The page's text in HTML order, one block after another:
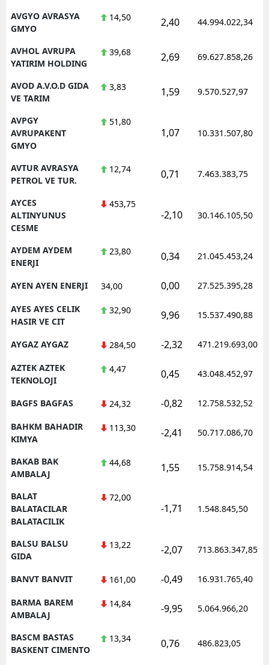
AVGYO AVRASYA
GMYO
14,50 2,40 44.994.022,34
AVHOL AVRUPA
YATIRIM HOLDING
39,68 2,69 69.627.858,26
AVOD A.V.O.D GIDA
VE TARIM
3,83 1,59 9.570.527,97
AVPGY
AVRUPAKENT
GMYO
51,80
1,07 10.331.507,80
AVTUR AVRASYA
PETROL VE TUR.
12,74 0,71 7.463.383,75
AYCES
ALTINYUNUS
CESME
453,75
-2,10 30.146.105,50
AYDEM AYDEM
ENERJI
23,80 0,34 21.045.453,24
AYEN AYEN ENERJI 34,00 0,00 27.525.395,28
AYES AYES CELIK
HASIR VE CIT
32,90 9,96 15.537.490,88
AYGAZ AYGAZ 284,50 -2,32 471.219.693,00
AZTEK AZTEK
TEKNOLOJI
4,47 0,45 43.048.452,97
BAGFS BAGFAS 24,32 -0,82 12.758.532,52
BAHKM BAHADIR
KIMYA
113,30 -2,41 50.717.086,70
BAKAB BAK
AMBALAJ
44,68 1,55 15.758.914,54
BALAT
BALATACILAR
BALATACILIK
72,00
-1,71 1.548.845,50
BALSU BALSU
GIDA
13,22 -2,07 713.863.347,85
BANVT BANVIT 161,00 -0,49 16.931.765,40
BARMA BAREM
AMBALAJ
14,84 -9,95 5.064.966,20
BASCM BASTAS
BASKENT CIMENTO
13,34 0,76 486.823,05